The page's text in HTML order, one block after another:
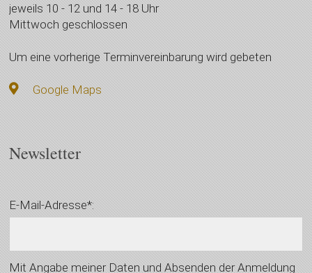
jeweils 10 - 12 und 14 - 18 Uhr
Mittwoch geschlossen
Um eine vorherige Terminvereinbarung wird gebeten
Google Maps
Newsletter
E-Mail-Adresse*:
Mit Angabe meiner Daten und Absenden der Anmeldung